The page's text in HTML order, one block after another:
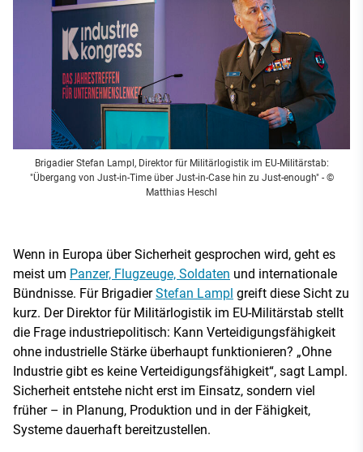
Brigadier Stefan Lampl, Direktor für Militärlogistik im EU-Militärstab:
"Übergang von Just-in-Time über Just-in-Case hin zu Just-enough"- ©
Matthias Heschl
Wenn in Europa über Sicherheit gesprochen wird, geht es
meist um Panzer, Flugzeuge, Soldaten und internationale
Bündnisse. Für BrigadierStefan Lampl greift diese Sicht zu
kurz. Der Direktor für Militärlogistik im EU-Militärstab stellt
die Frage industriepolitisch: Kann Verteidigungsfähigkeit
ohne industrielle Stärke überhaupt funktionieren? „Ohne
Industrie gibt es keine Verteidigungsfähigkeit“, sagt Lampl.
Sicherheit entstehe nicht erst im Einsatz, sondern viel
früher – in Planung, Produktion und in der Fähigkeit,
Systeme dauerhaft bereitzustellen.